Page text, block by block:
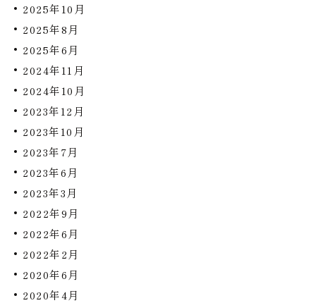
2025年10月
2025年8月
2025年6月
2024年11月
2024年10月
2023年12月
2023年10月
2023年7月
2023年6月
2023年3月
2022年9月
2022年6月
2022年2月
2020年6月
2020年4月